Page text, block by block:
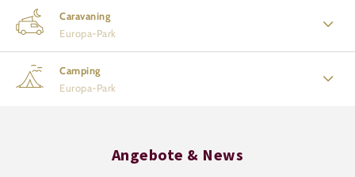
Caravaning
Europa-Park
Camping
Europa-Park
Angebote & News